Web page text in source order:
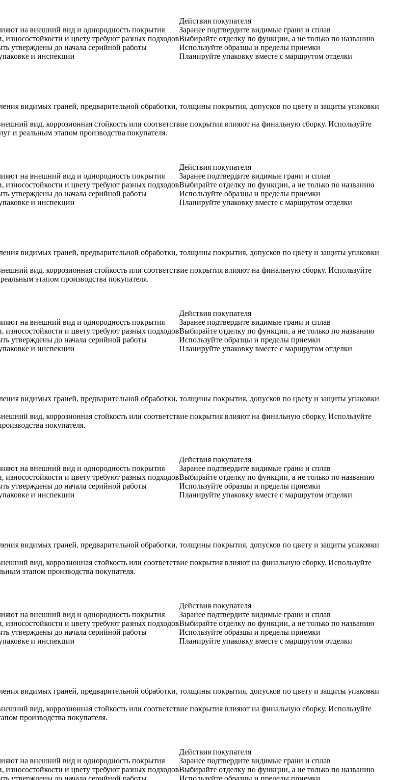
Действия покупателя
на внешний вид и однородность покрытия
Заранее подтвердите видимые грани и сплав
износостойкости и цвету требуют разных подходовВыбирайте отделку по функции, а не только по названию
утверждены до начала серийной работы
Используйте образцы и пределы приемки
и инспекции Планируйте упаковку вместе с маршрутом отделки
видимых граней, предварительной обработки, толщины покрытия, допусков по цвету и защиты упаковки
вид, коррозионная стойкость или соответствие покрытия влияют на финальную сборку. Используйте
и реальным этапом производства покупателя.
Действия покупателя
на внешний вид и однородность покрытия
Заранее подтвердите видимые грани и сплав
износостойкости и цвету требуют разных подходовВыбирайте отделку по функции, а не только по названию
утверждены до начала серийной работы
Используйте образцы и пределы приемки
и инспекции Планируйте упаковку вместе с маршрутом отделки
видимых граней, предварительной обработки, толщины покрытия, допусков по цвету и защиты упаковки
вид, коррозионная стойкость или соответствие покрытия влияют на финальную сборку. Используйте
этапом производства покупателя.
Действия покупателя
на внешний вид и однородность покрытия
Заранее подтвердите видимые грани и сплав
износостойкости и цвету требуют разных подходовВыбирайте отделку по функции, а не только по названию
утверждены до начала серийной работы
Используйте образцы и пределы приемки
и инспекции Планируйте упаковку вместе с маршрутом отделки
видимых граней, предварительной обработки, толщины покрытия, допусков по цвету и защиты упаковки
вид, коррозионная стойкость или соответствие покрытия влияют на финальную сборку. Используйте
покупателя.
Действия покупателя
на внешний вид и однородность покрытия
Заранее подтвердите видимые грани и сплав
износостойкости и цвету требуют разных подходовВыбирайте отделку по функции, а не только по названию
утверждены до начала серийной работы
Используйте образцы и пределы приемки
и инспекции Планируйте упаковку вместе с маршрутом отделки
видимых граней, предварительной обработки, толщины покрытия, допусков по цвету и защиты упаковки
вид, коррозионная стойкость или соответствие покрытия влияют на финальную сборку. Используйте
этапом производства покупателя.
Действия покупателя
на внешний вид и однородность покрытия
Заранее подтвердите видимые грани и сплав
износостойкости и цвету требуют разных подходовВыбирайте отделку по функции, а не только по названию
утверждены до начала серийной работы
Используйте образцы и пределы приемки
и инспекции Планируйте упаковку вместе с маршрутом отделки
видимых граней, предварительной обработки, толщины покрытия, допусков по цвету и защиты упаковки
вид, коррозионная стойкость или соответствие покрытия влияют на финальную сборку. Используйте
производства покупателя.
Действия покупателя
на внешний вид и однородность покрытия
Заранее подтвердите видимые грани и сплав
износостойкости и цвету требуют разных подходовВыбирайте отделку по функции, а не только по названию
утверждены до начала серийной работы Используйте образцы и пределы приемки